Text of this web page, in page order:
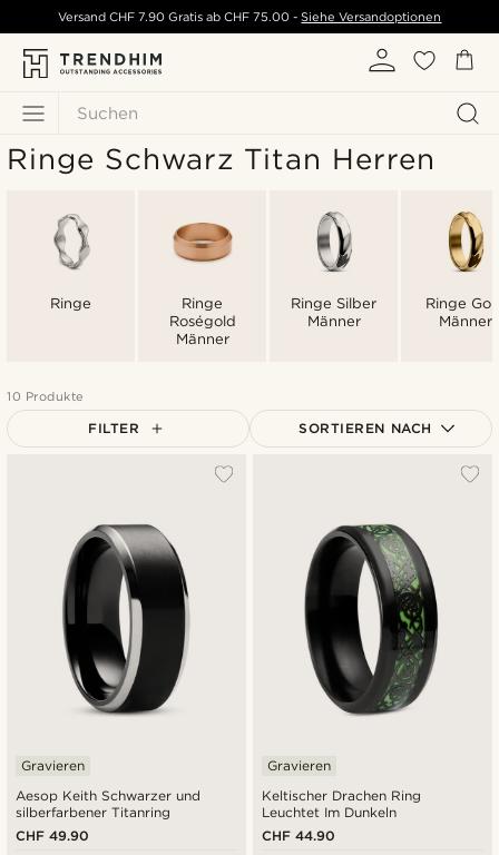
Suchen
Versand CHF 7.90 Gratis ab CHF 75.00 - Siehe Versandoptionen
Ringe Schwarz Titan Herren
Ringe
Ringe
Roségold
Männer
Ringe Silber
Männer
Ringe
Männer
10 Produkte
FILTER SORTIEREN NACH
Niedrigster Preis
Höchster Preis
Aesop Keith Schwarzer und
silberfarbener Titanring
Gravieren
CHF 49.90
Keltischer Drachen Ring
Leuchtet Im Dunkeln
Gravieren
CHF 44.90